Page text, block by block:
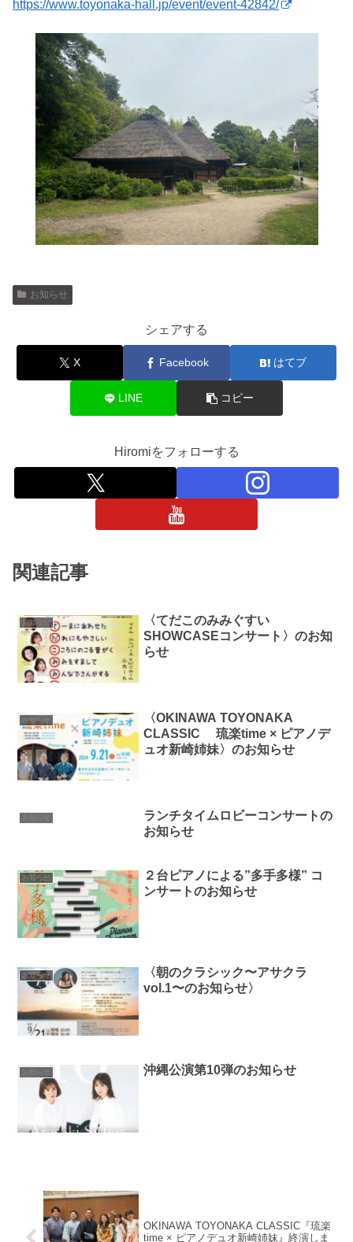
https://www.toyonaka-hall.jp/event/event-42842/
お知らせ
シェアする
X Facebook はてブ
LINE コピー
Hiromiをフォローする
関連記事
お知らせ
〈てだこのみみぐすい
SHOWCASEコンサート〉のお知
らせ
お知らせ
〈OKINAWA TOYONAKA
CLASSIC 琉楽time × ピアノデ
ュオ新崎姉妹〉のお知らせ
お知らせ
ランチタイムロビーコンサートの
お知らせ
お知らせ
２台ピアノによる”多手多様” コ
ンサートのお知らせ
お知らせ
〈朝のクラシック〜アサクラ
vol.1〜のお知らせ〉
お知らせ 沖縄公演第10弾のお知らせ
OKINAWA TOYONAKA CLASSIC『琉楽
time × ピアノデュオ新崎姉妹』終演しま